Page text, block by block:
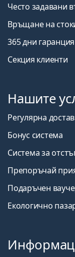
Често задавани
Връщане на
365 дни
Секция клиенти
Нашите
Регулярна
Бонус система
Система за
Препоръчай
Подаръчен
Екологично